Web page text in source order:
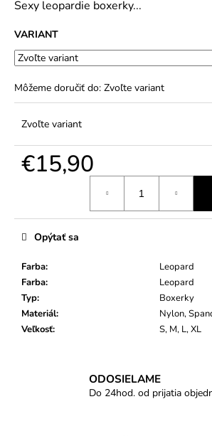
5
Sexy leopardie boxerky...
VARIANT
Môžeme doručiť do: Zvoľte variant
Zvoľte variant
€15,90
Farba:
Leopard
Farba:
Leopard
Typ:
Boxerky
Materiál:
Nylon,
Veľkosť: S, M, L, XL
Opýtať sa
ODOSIELAME
Do 24hod. od prijatia
m
e